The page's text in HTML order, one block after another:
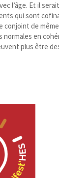
l’âge. Et il
qui sont
de
en
plus être